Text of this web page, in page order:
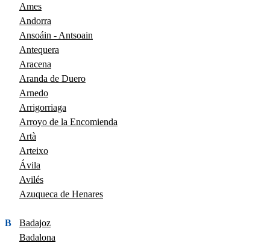
Ames
Andorra
Ansoáin - Antsoain
Antequera
Aracena
Aranda de Duero
Arnedo
Arrigorriaga
Arroyo de la Encomienda
Artà
Arteixo
Ávila
Avilés
Azuqueca de Henares
B
Badajoz
Badalona